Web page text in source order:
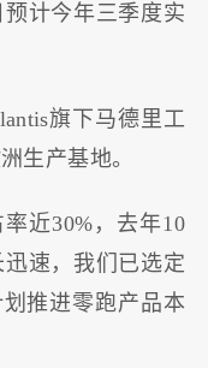
计今年三季度实
旗下马德里工
生产基地。
近30%，去年10
速，我们已选定
推进零跑产品本